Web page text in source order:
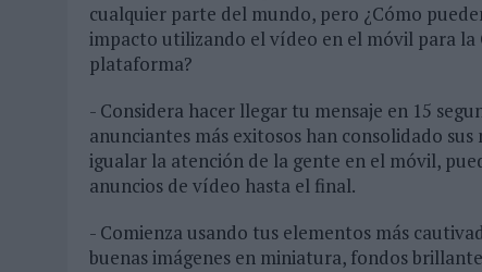
cualquier parte del mundo, pero ¿Cómo
impacto utilizando el vídeo en el móvil para
plataforma?
- Considera hacer llegar tu mensaje en 15
anunciantes más exitosos han consolidado
igualar la atención de la gente en el móvil,
anuncios de vídeo hasta el final.
- Comienza usando tus elementos más
buenas imágenes en miniatura, fondos